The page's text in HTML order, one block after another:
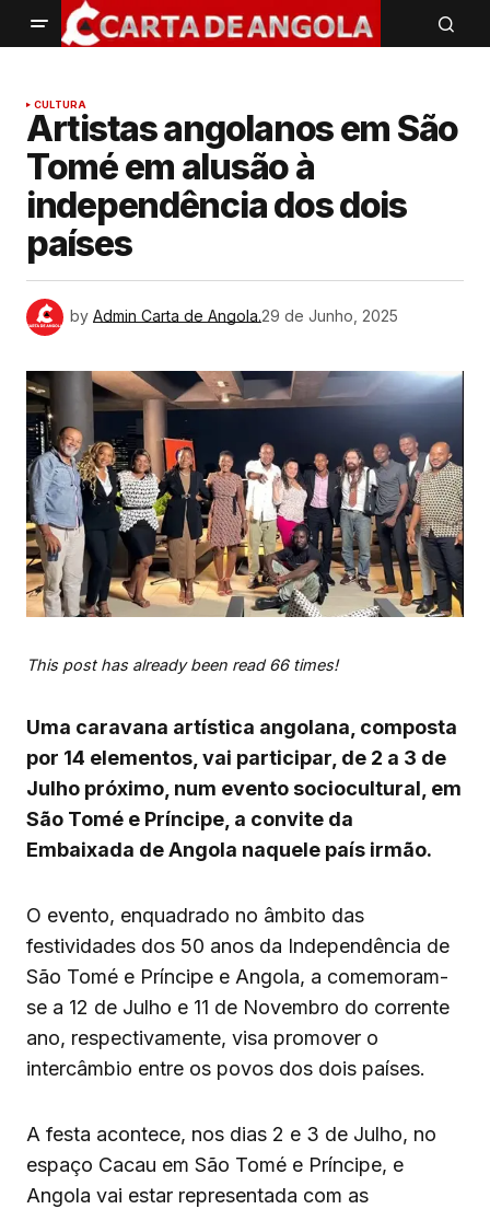
CULTURA
Artistas angolanos em São
Tomé em alusão à
independência dos dois
países
by Admin Carta de Angola.29 de Junho, 2025
This post has already been read 66 times!
Uma caravana artística angolana, composta
por 14 elementos, vai participar, de 2 a 3 de
Julho próximo, num evento sociocultural, em
São Tomé e Príncipe, a convite da
Embaixada de Angola naquele país irmão.
O evento, enquadrado no âmbito das
festividades dos 50 anos da Independência de
São Tomé e Príncipe e Angola, a comemoram-
se a 12 de Julho e 11 de Novembro do corrente
ano, respectivamente, visa promover o
intercâmbio entre os povos dos dois países.
A festa acontece, nos dias 2 e 3 de Julho, no
espaço Cacau em São Tomé e Príncipe, e
Angola vai estar representada com as